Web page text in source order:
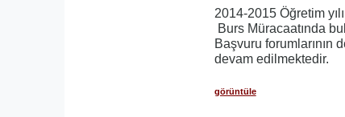
2014-2015 Öğretim
Burs Müracaatında
Başvuru forumlarının
devam edilmektedir.
görüntüle